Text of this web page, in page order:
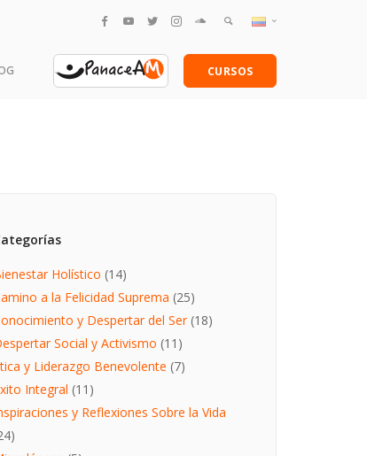
CURSOS
Holístico (14)
a la Felicidad Suprema (25)
y Despertar del Ser(18)
Social y Activismo (11)
y Liderazgo Benevolente (7)
Integral (11)
y Reflexiones Sobre la Vida